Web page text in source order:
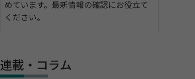
めています。最新情報の確認にお役立て
ください。
連載・コラム